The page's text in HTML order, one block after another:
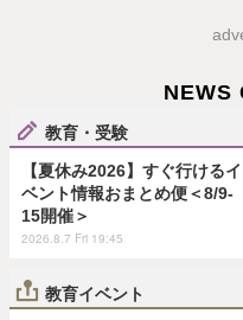
NEWS
教育・受験
【夏休み2026】すぐ行けるイ
ベント情報おまとめ便＜8/9-
15開催＞
2026.8.7 Fri 19:45
教育イベント